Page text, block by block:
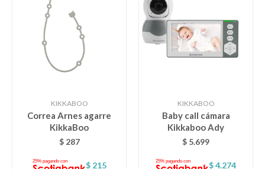
KIKKABOO
Correa Arnes agarre
KikkaBoo
$ 287
$ 215
KIKKABOO
Baby call cámara
Kikkaboo Ady
$ 5.699
$4.274